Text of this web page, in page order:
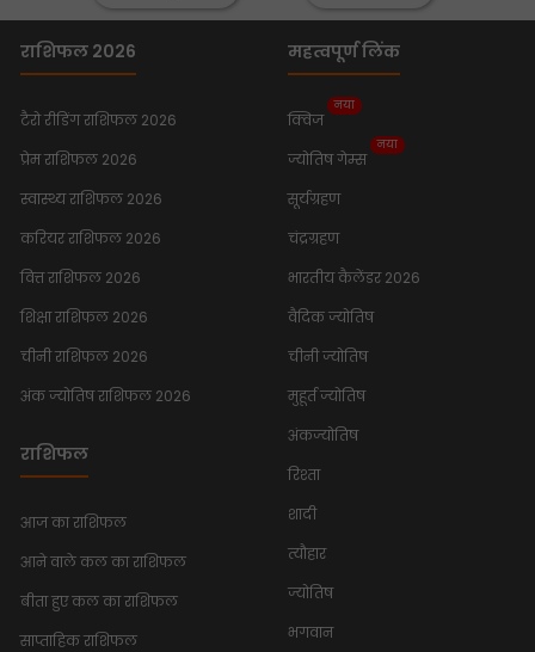
राशिफल 2026
टैरो रीडिंग राशिफल 2026
प्रेम राशिफल 2026
स्वास्थ्य राशिफल 2026
करियर राशिफल 2026
वित्त राशिफल 2026
शिक्षा राशिफल 2026
चीनी राशिफल 2026
अंक ज्योतिष राशिफल 2026
राशिफल
आज का राशिफल
आने वाले कल का राशिफल
बीता हुए कल का राशिफल
साप्ताहिक राशिफल
महत्वपूर्ण लिंक
क्विज
नया
ज्योतिष गेम्स
नया
सूर्यग्रहण
चंद्रग्रहण
भारतीय कैलेंडर 2026
वैदिक ज्योतिष
चीनी ज्योतिष
मुहूर्त ज्योतिष
अंकज्योतिष
रिश्ता
शादी
त्यौहार
ज्योतिष
भगवान